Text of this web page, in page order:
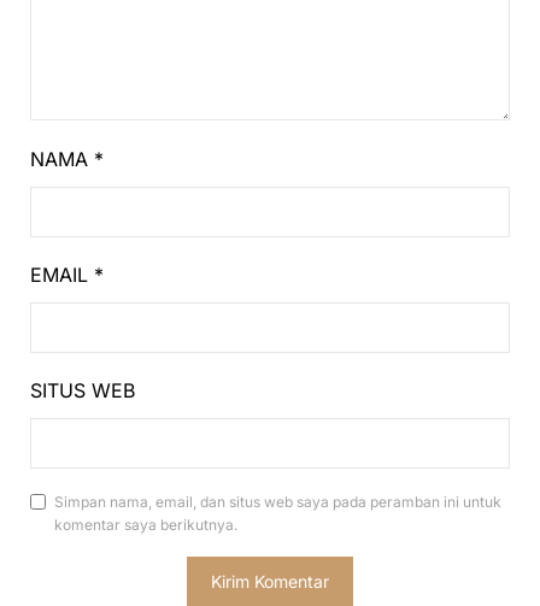
NAMA *
EMAIL *
SITUS WEB
Simpan nama, email, dan situs web saya pada peramban ini untuk
komentar saya berikutnya.